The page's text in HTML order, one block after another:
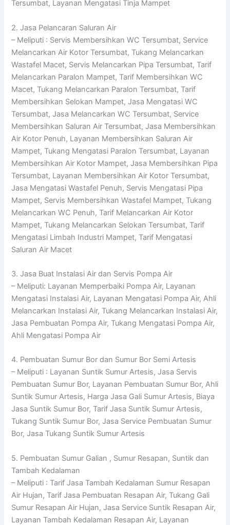
Tersumbat, Layanan Mengatasi Tinja Mampet
2. Jasa Pelancaran Saluran Air
– Meliputi : Servis Membersihkan WC Tersumbat, Service
Melancarkan Air Kotor Tersumbat, Tukang Melancarkan
Wastafel Macet, Servis Melancarkan Pipa Tersumbat, Tarif
Melancarkan Paralon Mampet, Tarif Membersihkan WC
Macet, Tukang Melancarkan Paralon Tersumbat, Tarif
Membersihkan Selokan Mampet, Jasa Mengatasi WC
Tersumbat, Jasa Melancarkan WC Tersumbat, Service
Membersihkan Saluran Air Tersumbat, Jasa Membersihkan
Air Kotor Penuh, Layanan Membersihkan Saluran Air
Mampet, Tukang Mengatasi Paralon Tersumbat, Layanan
Membersihkan Air Kotor Mampet, Jasa Membersihkan Pipa
Tersumbat, Layanan Membersihkan Air Kotor Tersumbat,
Jasa Mengatasi Wastafel Penuh, Servis Mengatasi Pipa
Mampet, Servis Membersihkan Wastafel Mampet, Tukang
Melancarkan WC Penuh, Tarif Melancarkan Air Kotor
Mampet, Tukang Melancarkan Selokan Tersumbat, Tarif
Mengatasi Limbah Industri Mampet, Tarif Mengatasi
Saluran Air Macet
3. Jasa Buat Instalasi Air dan Servis Pompa Air
– Meliputi: Layanan Memperbaiki Pompa Air, Layanan
Mengatasi Instalasi Air, Layanan Mengatasi Pompa Air, Ahli
Melancarkan Instalasi Air, Tukang Melancarkan Instalasi Air,
Jasa Pembuatan Pompa Air, Tukang Mengatasi Pompa Air,
Ahli Mengatasi Pompa Air
4. Pembuatan Sumur Bor dan Sumur Bor Semi Artesis
– Meliputi : Layanan Suntik Sumur Artesis, Jasa Servis
Pembuatan Sumur Bor, Layanan Pembuatan Sumur Bor, Ahli
Suntik Sumur Artesis, Harga Jasa Gali Sumur Artesis, Biaya
Jasa Suntik Sumur Bor, Tarif Jasa Suntik Sumur Artesis,
Tukang Suntik Sumur Bor, Jasa Service Pembuatan Sumur
Bor, Jasa Tukang Suntik Sumur Artesis
5. Pembuatan Sumur Galian , Sumur Resapan, Suntik dan
Tambah Kedalaman
– Meliputi : Tarif Jasa Tambah Kedalaman Sumur Resapan
Air Hujan, Tarif Jasa Pembuatan Resapan Air, Tukang Gali
Sumur Resapan Air Hujan, Jasa Service Suntik Resapan Air,
Layanan Tambah Kedalaman Resapan Air, Layanan